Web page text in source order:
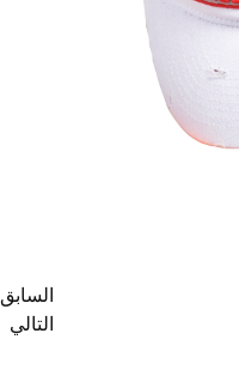
السابق
التالي